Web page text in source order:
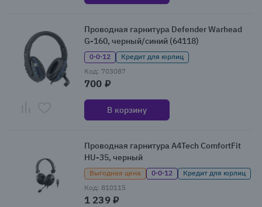
Проводная гарнитура Defender Warhead
G-160, черный/синий (64118)
0·0·12
Кредит для юрлиц
Код: 703087
700 ₽
В корзину
Проводная гарнитура A4Tech ComfortFit
HU-35, черный
Выгодная цена 0·0·12
Кредит для юрлиц
Код: 810115
1 239 ₽